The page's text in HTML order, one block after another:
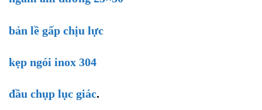
bản lề gấp chịu lực
kẹp ngói inox 304
đầu chụp lục giác.